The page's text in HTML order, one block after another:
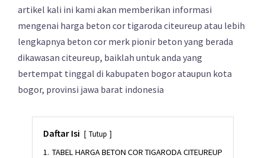
artikel kali ini kami akan memberikan informasi
mengenai harga beton cor tigaroda citeureup atau lebih
lengkapnya beton cor merk pionir beton yang berada
dikawasan citeureup, baiklah untuk anda yang
bertempat tinggal di kabupaten bogor ataupun kota
bogor, provinsi jawa barat indonesia
Daftar Isi Tutup
1. TABEL HARGA BETON COR TIGARODA CITEUREUP